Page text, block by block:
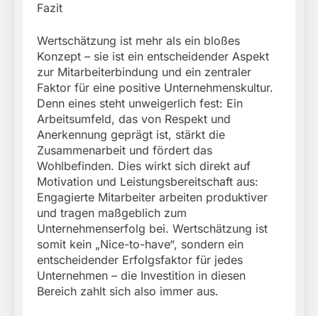
Fazit
Wertschätzung ist mehr als ein bloßes
Konzept – sie ist ein entscheidender Aspekt
zur Mitarbeiterbindung und ein zentraler
Faktor für eine positive Unternehmenskultur.
Denn eines steht unweigerlich fest: Ein
Arbeitsumfeld, das von Respekt und
Anerkennung geprägt ist, stärkt die
Zusammenarbeit und fördert das
Wohlbefinden. Dies wirkt sich direkt auf
Motivation und Leistungsbereitschaft aus:
Engagierte Mitarbeiter arbeiten produktiver
und tragen maßgeblich zum
Unternehmenserfolg bei. Wertschätzung ist
somit kein „Nice-to-have“, sondern ein
entscheidender Erfolgsfaktor für jedes
Unternehmen – die Investition in diesen
Bereich zahlt sich also immer aus.